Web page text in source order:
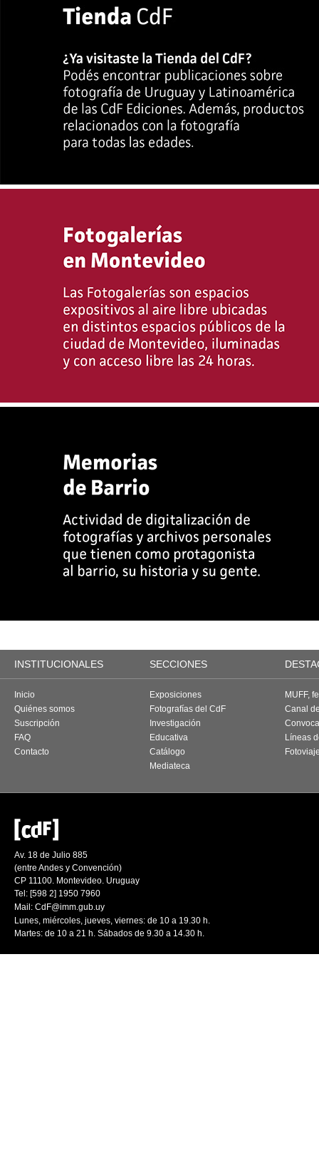
INSTITUCIONALES SECCIONES
Inicio
Quiénes somos
Suscripción
FAQ
Contacto
Exposiciones
Fotografías del CdF
Investigación
Educativa
Catálogo
Mediateca
MUFF,
Canal
Líneas
Av. 18 de Julio 885
(entre Andes y Convención)
CP 11100. Montevideo. Uruguay
Tel: [598 2] 1950 7960
Mail: CdF@imm.gub.uy
Lunes, miércoles, jueves, viernes: de 10 a 19.30 h.
Martes: de 10 a 21 h. Sábados de 9.30 a 14.30 h.